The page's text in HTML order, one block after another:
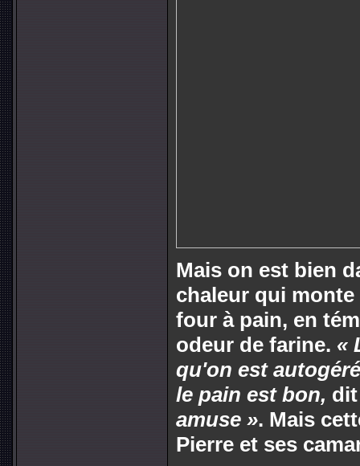
Mais on est bien
chaleur qui
four à pain, en
odeur de farine. «
qu'on est
le pain est bon,
amuse ». Mais
Pierre et ses